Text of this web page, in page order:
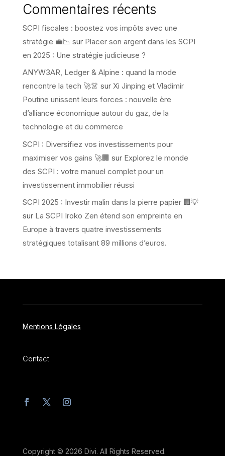
Commentaires récents
SCPI fiscales : boostez vos impôts avec une
stratégie 💼📉 sur Placer son argent dans les SCPI
en 2025 : Une stratégie judicieuse ?
ANYW3AR, Ledger & Alpine : quand la mode
rencontre la tech 🚀👗 sur Xi Jinping et Vladimir
Poutine unissent leurs forces : nouvelle ère
d’alliance économique autour du gaz, de la
technologie et du commerce
SCPI : Diversifiez vos investissements pour
maximiser vos gains 🚀🏢 sur Explorez le monde
des SCPI : votre manuel complet pour un
investissement immobilier réussi
SCPI 2025 : Investir malin dans la pierre papier 🏢💡
sur La SCPI Iroko Zen étend son empreinte en
Europe à travers quatre investissements
stratégiques totalisant 89 millions d’euros.
Mentions Légales
Contact
Copyright © 2026 Divi. All Rights Reserved.